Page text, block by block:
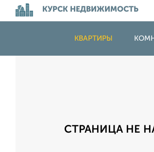
КУРСК НЕДВИЖИМОСТЬ
КВАРТИРЫ
СТРАНИЦА НЕ